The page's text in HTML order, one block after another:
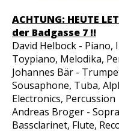
ACHTUNG: HEUTE
der Badgasse 7 !!
David Helbock - Piano,
Toypiano, Melodika,
Johannes Bär -
Sousaphone, Tuba,
Electronics, Percussion
Andreas Broger -
Bassclarinet, Flute,